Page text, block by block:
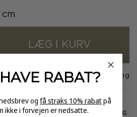
LÆG I KURV
På lager 1-3 dages levering
E-MÆRKET
HURTIG LEVERING
RABAT?
og få straks 10% rabatpå
ikke i forvejen er nedsatte.